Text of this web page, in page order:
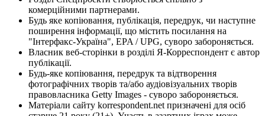
комерційними партнерами.
Будь яке копіювання, публікація, передрук, чи наступне
поширення інформації, що містить посилання на
"Інтерфакс-Україна", EPA / UPG, суворо забороняється.
Власник веб-сторінки в розділі Я-Корреспондент є автор
публікації.
Будь-яке копіювання, передрук та відтворення
фотографічних творів та/або аудіовізуальних творів
правовласника Getty Images - суворо забороняється.
Матеріали сайту korrespondent.net призначені для осіб